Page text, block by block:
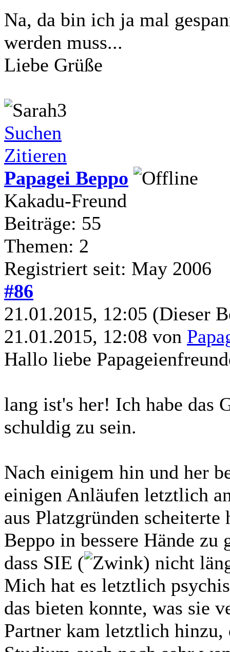
Na, da bin ich ja mal
werden muss...
Liebe Grüße
Suchen
Zitieren
Papagei Beppo
Kakadu-Freund
Beiträge: 55
Themen: 2
Registriert seit: May 2006
#86
21.01.2015, 12:05 (Dieser
21.01.2015, 12:08 von
Hallo liebe
lang ist's her! Ich habe das
schuldig zu sein.
Nach einigem hin und her
einigen Anläufen letztlich
aus Platzgründen
Beppo in bessere Hände zu
dass SIE (
) nicht
Mich hat es letztlich
das bieten konnte, was sie
Partner kam letztlich hinzu,